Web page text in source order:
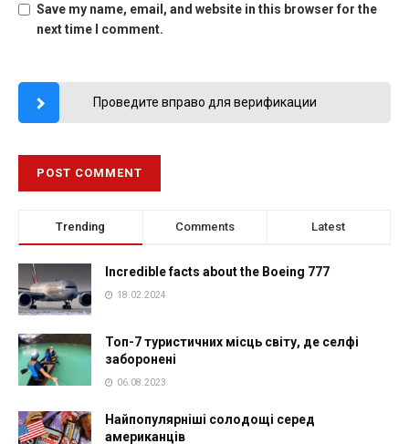
Save my name, email, and website in this browser for the
next time I comment.
Проведите вправо для верификации
Trending Comments Latest
Incredible facts about the Boeing 777
18.02.2024
Топ-7 туристичних місць світу, де селфі
заборонені
06.08.2023
Найпопулярніші солодощі серед
американців